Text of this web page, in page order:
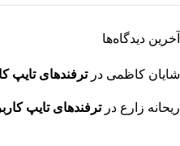
آخرین دیدگاه‌ها
شایان کاظمی درترفندهای تایپ
ریحانه زارع درترفندهای تایپ